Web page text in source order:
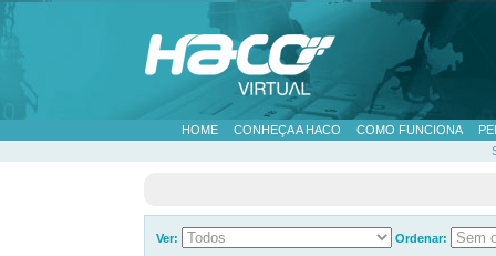
HOME CONHEÇA A HACO COMO FUNCIONA
Ver: Ordenar: